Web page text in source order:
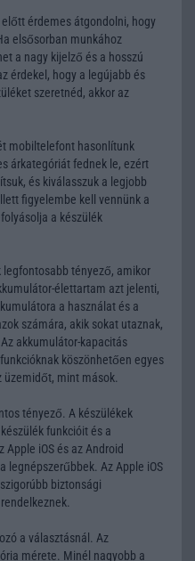
érdemes átgondolni, hogy
elsősorban munkához
a nagy kijelző és a hosszú
érdekel, hogy a legújabb és
szeretnéd, akkor az
mobiltelefont hasonlítunk
árkategóriát fednek le, ezért
és kiválasszuk a legjobb
figyelembe kell vennünk a
a készülék
tényező, amikor
élettartam azt jelenti,
a használat és a
számára, akik sokat utaznak,
akkumulátor-kapacitás
köszönhetően egyes
üzemidőt, mint mások.
tényező. A készülékek
funkcióit és a
iOS és az Android
legnépszerűbbek. Az Apple iOS
biztonsági
a választásnál. Az
mérete. Minél nagyobb a